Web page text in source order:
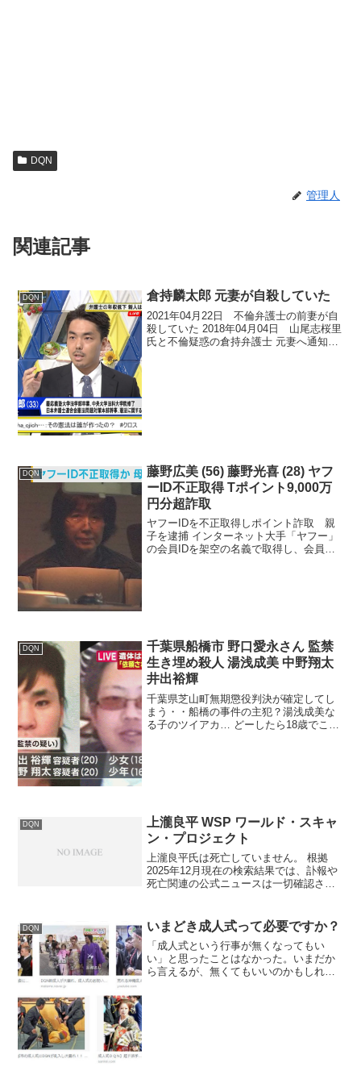
DQN
管理人
関連記事
DQN 倉持麟太郎 元妻が自殺していた
2021年04月22日 不倫弁護士の前妻が自
殺していた 2018年04月04日 山尾志桜里
氏と不倫疑惑の倉持弁護士 元妻へ通知書
DQN
藤野広美 (56) 藤野光喜 (28) ヤフ
ーID不正取得 Tポイント9,000万
円分超詐取
ヤフーIDを不正取得しポイント詐取 親
子を逮捕 インターネット大手「ヤフー」
の会員IDを架空の名義で取得し、会員に
DQN
千葉県船橋市 野口愛永さん 監禁
生き埋め殺人 湯浅成美 中野翔太
井出裕輝
千葉県芝山町無期懲役判決が確定してし
まう・・船橋の事件の主犯？湯浅成美な
る子のツイアカ… どーしたら18歳でここ
DQN
上瀧良平 WSP ワールド・スキャ
ン・プロジェクト
上瀧良平氏は死亡していません。​ 根拠
2025年12月現在の検索結果では、訃報や
死亡関連の公式ニュースは一切確認され
ネット社の倒産関連の憶測記事で、信頼
できる報道機関か...
DQN いまどき成人式って必要ですか？
「成人式という行事が無くなってもい
い」と思ったことはなかった。いまだか
ら言えるが、無くてもいいのかもしれな